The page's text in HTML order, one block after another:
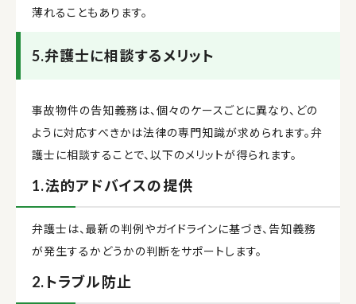
薄れることもあります。
5.弁護士に相談するメリット
事故物件の告知義務は、個々のケースごとに異なり、どの
ように対応すべきかは法律の専門知識が求められます。弁
護士に相談することで、以下のメリットが得られます。
1.法的アドバイスの提供
弁護士は、最新の判例やガイドラインに基づき、告知義務
が発生するかどうかの判断をサポートします。
2.トラブル防止